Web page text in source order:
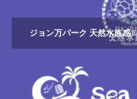
ジョン万パーク 天然水族感®